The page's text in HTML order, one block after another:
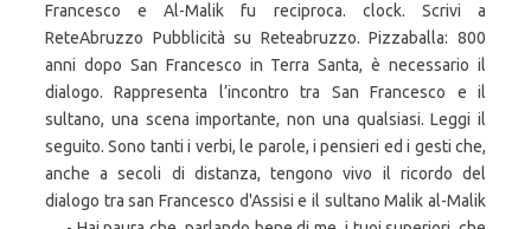
Francesco e Al-Malik fu reciproca. clock. Scrivi a
ReteAbruzzo Pubblicità su Reteabruzzo. Pizzaballa: 800
anni dopo San Francesco in Terra Santa, è necessario il
dialogo. Rappresenta l’incontro tra San Francesco e il
sultano, una scena importante, non una qualsiasi. Leggi il
seguito. Sono tanti i verbi, le parole, i pensieri ed i gesti che,
anche a secoli di distanza, tengono vivo il ricordo del
dialogo tra san Francesco d'Assisi e il sultano Malik al-Malik